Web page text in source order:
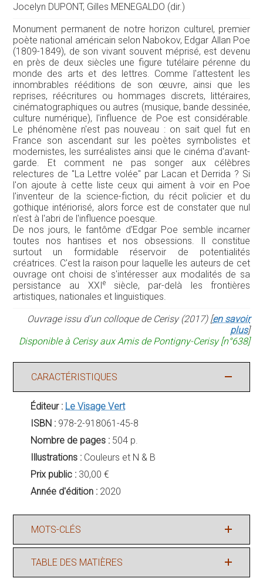
Jocelyn DUPONT, Gilles MENEGALDO (dir.)
Monument permanent de notre horizon culturel, premier
poète national américain selon Nabokov, Edgar Allan Poe
(1809-1849), de son vivant souvent méprisé, est devenu
en près de deux siècles une figure tutélaire pérenne du
monde des arts et des lettres. Comme l'attestent les
innombrables rééditions de son œuvre, ainsi que les
reprises, réécritures ou hommages discrets, littéraires,
cinématographiques ou autres (musique, bande dessinée,
culture numérique), l'influence de Poe est considérable.
Le phénomène n'est pas nouveau : on sait quel fut en
France son ascendant sur les poètes symbolistes et
modernistes, les surréalistes ainsi que le cinéma d'avant-
garde. Et comment ne pas songer aux célèbres
relectures de "La Lettre volée" par Lacan et Derrida ? Si
l'on ajoute à cette liste ceux qui aiment à voir en Poe
l'inventeur de la science-fiction, du récit policier et du
gothique intériorisé, alors force est de constater que nul
n'est à l'abri de l'influence poesque.
De nos jours, le fantôme d'Edgar Poe semble incarner
toutes nos hantises et nos obsessions. Il constitue
surtout un formidable réservoir de potentialités
créatrices. C'est la raison pour laquelle les auteurs de cet
ouvrage ont choisi de s'intéresser aux modalités de sa
persistance au XXIesiècle, par-delà les frontières
artistiques, nationales et linguistiques.
Ouvrage issu d'un colloque de Cerisy (2017) [en savoir
plus]
Disponible à Cerisy aux Amis de Pontigny-Cerisy [n°638]
CARACTÉRISTIQUES
Éditeur : Le Visage Vert
ISBN : 978-2-918061-45-8
Nombre de pages : 504 p.
Illustrations : Couleurs et N & B
Prix public : 30,00 €
Année d'édition : 2020
MOTS-CLÉS
TABLE DES MATIÈRES